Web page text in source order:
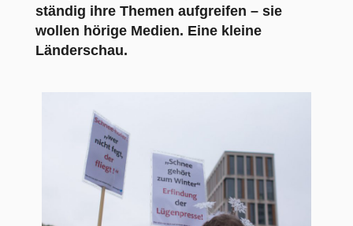
ständig ihre Themen aufgreifen – sie
wollen hörige Medien. Eine kleine
Länderschau.